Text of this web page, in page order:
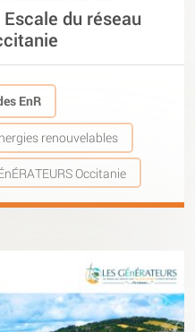
du réseau
EnR
renouvelables
Occitanie